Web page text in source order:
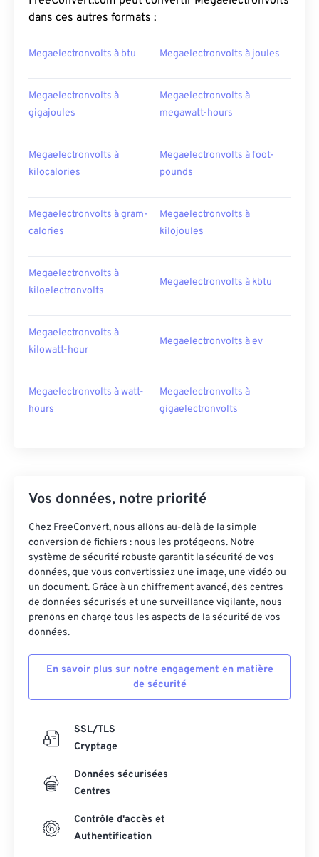
dans ces autres formats :
Megaelectronvolts à btu Megaelectronvolts à joules
Megaelectronvolts à
gigajoules
Megaelectronvolts à
megawatt-hours
Megaelectronvolts à
kilocalories
Megaelectronvolts à foot-
pounds
Megaelectronvolts à gram-
calories
Megaelectronvolts à
kilojoules
Megaelectronvolts à
kiloelectronvolts
Megaelectronvolts à kbtu
Megaelectronvolts à
kilowatt-hour
Megaelectronvolts à ev
Megaelectronvolts à watt-
hours
Megaelectronvolts à
gigaelectronvolts
Vos données, notre priorité
Chez FreeConvert, nous allons au-delà de la simple
conversion de fichiers : nous les protégeons. Notre
système de sécurité robuste garantit la sécurité de vos
données, que vous convertissiez une image, une vidéo ou
un document. Grâce à un chiffrement avancé, des centres
de données sécurisés et une surveillance vigilante, nous
prenons en charge tous les aspects de la sécurité de vos
données.
En savoir plus sur notre engagement en matière
de sécurité
SSL/TLS
Cryptage
Données sécurisées
Centres
Contrôle d'accès et
Authentification